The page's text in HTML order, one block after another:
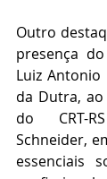
Outro
presença
Luiz
da Dutra,
do CRT-
Schneider,
essenciais